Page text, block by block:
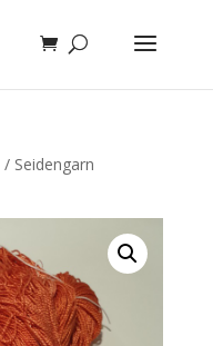
/ Seidengarn